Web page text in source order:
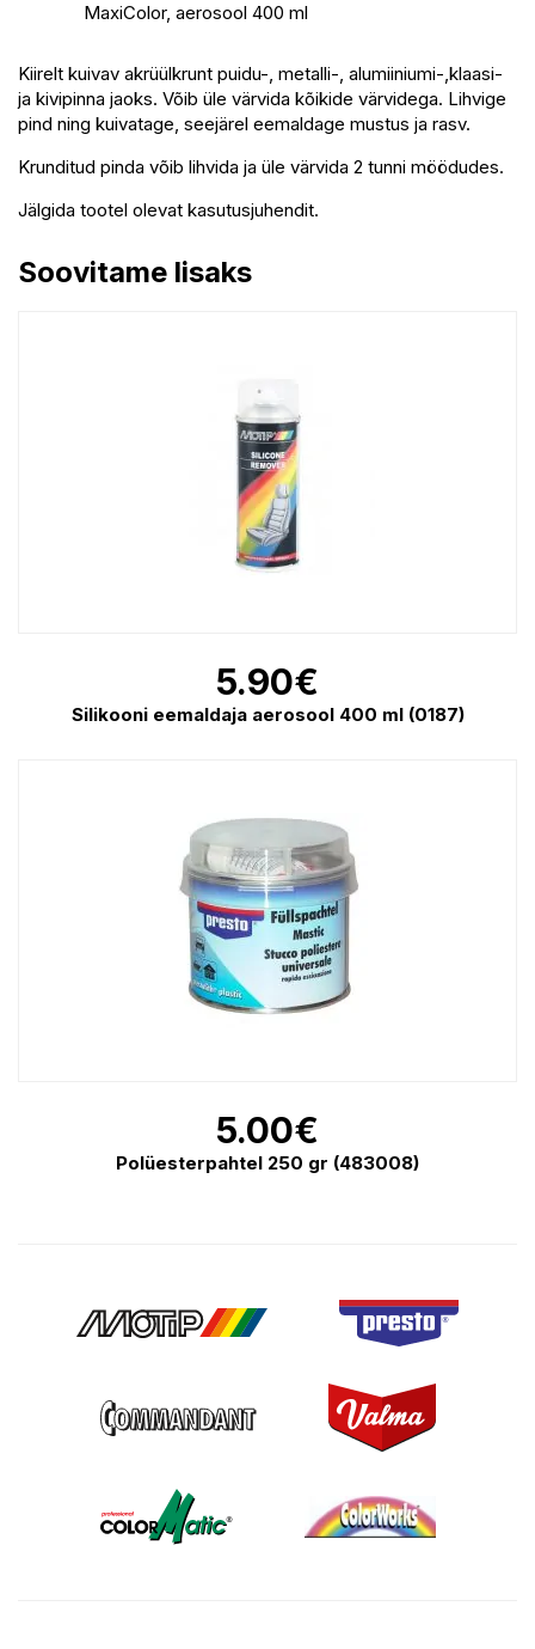
MaxiColor, aerosool 400 ml
Kiirelt kuivav akrüülkrunt puidu-, metalli-, alumiiniumi-,klaasi-
ja kivipinna jaoks. Võib üle värvida kõikide värvidega. Lihvige
pind ning kuivatage, seejärel eemaldage mustus ja rasv.
Krunditud pinda võib lihvida ja üle värvida 2 tunni möödudes.
Jälgida tootel olevat kasutusjuhendit.
Soovitame lisaks
5.90€
Silikooni eemaldaja aerosool 400 ml (0187)
5.00€
Polüesterpahtel 250 gr (483008)